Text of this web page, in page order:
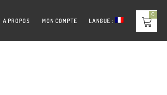
0
A PROPOS MON COMPTE LANGUE :